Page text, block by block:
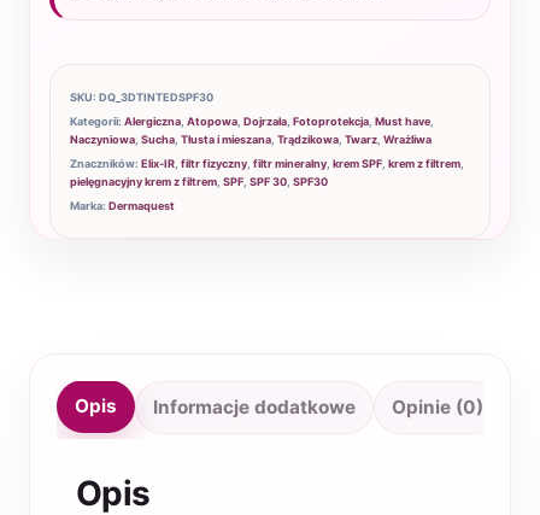
SKU: DQ_3DTINTEDSPF30
Kategorii: Alergiczna Atopowa Dojrzała Fotoprotekcja Must have
Naczyniowa Sucha Tłusta i mieszana Trądzikowa Twarz Wrażliwa
Znaczników: Elix-IR filtr fizyczny filtr mineralny krem SPF krem z filtrem
pielęgnacyjny krem z filtrem SPF SPF 30 SPF30
Marka: Dermaquest
Opis Informacje dodatkowe Opinie (0)
Opis